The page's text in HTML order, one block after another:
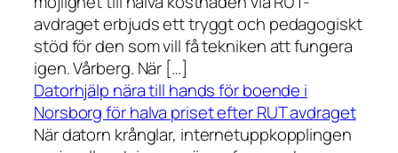
avdraget erbjuds ett tryggt och pedagogiskt
stöd för den som vill få tekniken att fungera
igen. Vårberg. När […]
Datorhjälp nära till hands för boende i
Norsborg för halva priset efter RUT avdraget
När datorn krånglar, internetuppkopplingen